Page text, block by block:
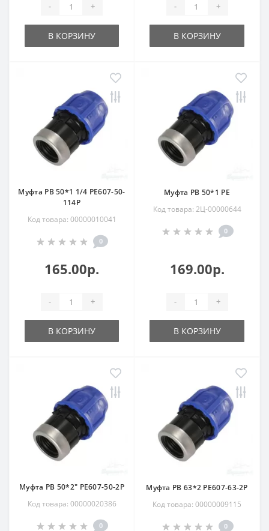
- +
В КОРЗИНУ
- +
В КОРЗИНУ
Муфта РВ 50*1 1/4 РЕ607-50-
114Р
Код товара: 00000010041
0
165.00р.
- +
В КОРЗИНУ
Муфта РВ 50*1 РЕ
Код товара: 2Ц-00000644
0
169.00р.
- +
В КОРЗИНУ
Муфта РВ 50*2" РЕ607-50-2Р
Код товара: 00000020386
0
Муфта РВ 63*2 РЕ607-63-2Р
Код товара: 00000009115
0